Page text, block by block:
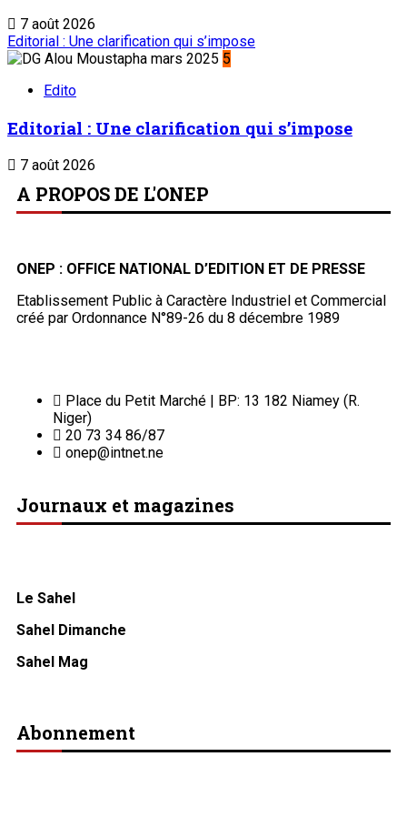
7 août 2026
Editorial : Une clarification qui s’impose
5
Edito
Editorial : Une clarification qui s’impose
7 août 2026
A PROPOS DE L'ONEP
ONEP : OFFICE NATIONAL D’EDITION ET DE PRESSE
Etablissement Public à Caractère Industriel et Commercial
créé par Ordonnance N°89-26 du 8 décembre 1989
Place du Petit Marché | BP: 13 182 Niamey (R.
Niger)
20 73 34 86/87
onep@intnet.ne
Journaux et magazines
Le Sahel
Sahel Dimanche
Sahel Mag
Abonnement